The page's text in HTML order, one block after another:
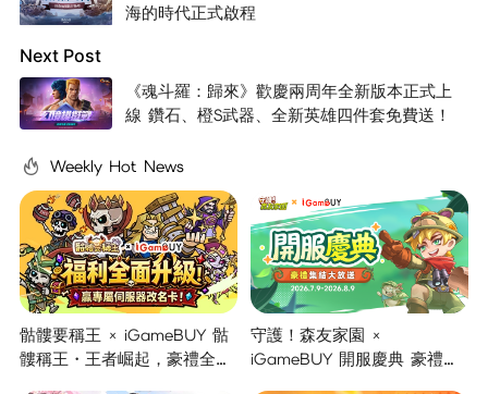
海的時代正式啟程
Next Post
《魂斗羅：歸來》歡慶兩周年全新版本正式上
線 鑽石、橙S武器、全新英雄四件套免費送！
Weekly Hot News
骷髏要稱王 × iGameBUY 骷
髏稱王・王者崛起，豪禮全面
守護！森友家園 ×
iGameBUY 開服慶典 豪禮集